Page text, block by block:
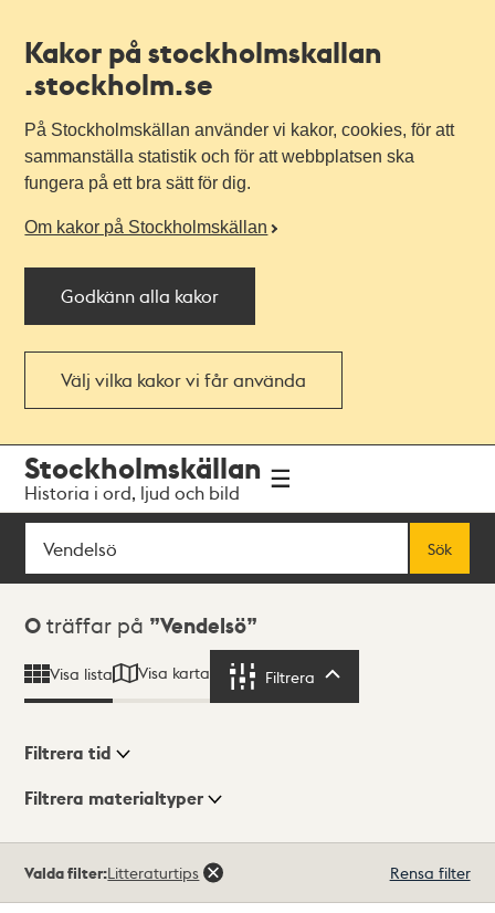
Kakor på stockholmskallan
.stockholm.se
På Stockholmskällan använder vi kakor, cookies, för att
sammanställa statistik och för att webbplatsen ska
fungera på ett bra sätt för dig.
Om kakor på Stockholmskällan
Godkänn alla kakor
Välj vilka kakor vi får använda
navigationen
huvudinnehållet
Stockholmskällan
Historia i ord, ljud och bild
Sök
Sök
Sökresultat
0 träffar på Vendelsö
Visa lista Visa karta Filtrera
Visningsläge
Filtrera tid
Filtrera materialtyper
träffar
Valda filter:Litteraturtips Rensa filter